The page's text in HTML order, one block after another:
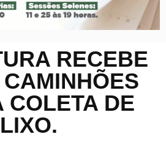
RECEBE
COLETA DE
LIXO.